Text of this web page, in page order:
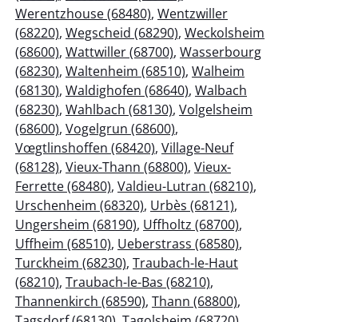
Werentzhouse (68480), Wentzwiller
(68220), Wegscheid (68290), Weckolsheim
(68600), Wattwiller (68700), Wasserbourg
(68230), Waltenheim (68510), Walheim
(68130), Waldighofen (68640), Walbach
(68230), Wahlbach (68130), Volgelsheim
(68600), Vogelgrun (68600),
Vœgtlinshoffen (68420), Village-Neuf
(68128), Vieux-Thann (68800), Vieux-
Ferrette (68480), Valdieu-Lutran (68210),
Urschenheim (68320), Urbès (68121),
Ungersheim (68190), Uffholtz (68700),
Uffheim (68510), Ueberstrass (68580),
Turckheim (68230), Traubach-le-Haut
(68210), Traubach-le-Bas (68210),
Thannenkirch (68590), Thann (68800),